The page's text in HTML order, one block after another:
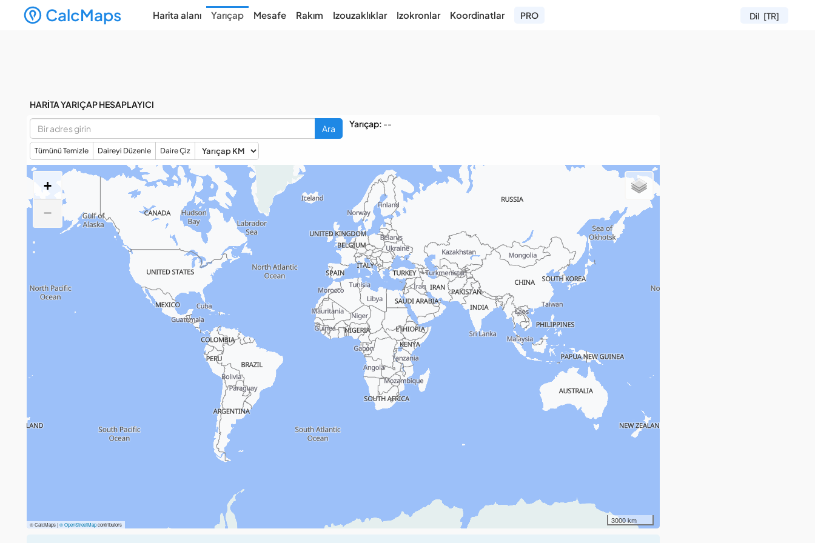
CalcMaps Dil [TR]
Harita alanı Yarıçap Mesafe Rakım Izouzaklıklar Izokronlar Koordinatlar PRO
HARITA YARIÇAP HESAPLAYICI
Ara
Tümünü Temizle Daireyi Düzenle Daire Çiz
Yarıçap: --
+
−
© CalcMaps |© OpenStreetMapcontributors 3000 km